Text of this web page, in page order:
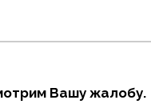
Вашу жалобу.